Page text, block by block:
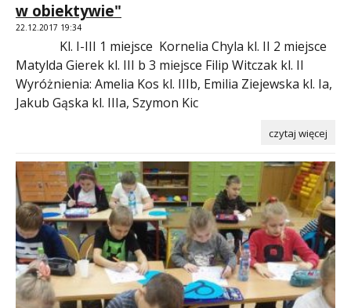
w obiektywie"
22.12.2017 19:34
Kl. I-III 1 miejsce Kornelia Chyla kl. II 2 miejsce
Matylda Gierek kl. III b 3 miejsce Filip Witczak kl. II
Wyróżnienia: Amelia Kos kl. IIIb, Emilia Ziejewska kl. Ia,
Jakub Gąska kl. IIIa, Szymon Kic
czytaj więcej